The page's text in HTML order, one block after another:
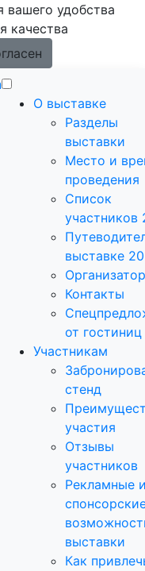
удобства
качества
О выставке
Разделы
выставки
Место и
проведения
Список
участников
выставке
Контакты
от гостиниц
Участникам
стенд
участия
Отзывы
участников
Рекламные
выставки
Как